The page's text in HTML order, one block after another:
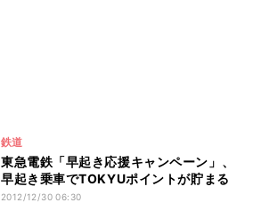
鉄道
東急電鉄「早起き応援キャンペーン」、
早起き乗車でTOKYUポイントが貯まる
2012/12/30 06:30